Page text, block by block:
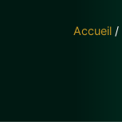
Accueil /